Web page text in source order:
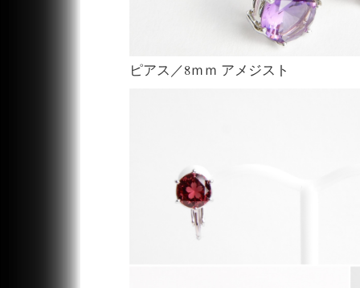
ピアス／8ｍｍ アメジスト